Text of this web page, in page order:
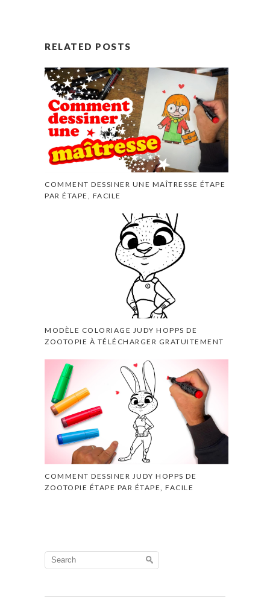
RELATED POSTS
COMMENT DESSINER UNE MAÎTRESSE ÉTAPE
PAR ÉTAPE, FACILE
MODÈLE COLORIAGE JUDY HOPPS DE
ZOOTOPIE À TÉLÉCHARGER GRATUITEMENT
COMMENT DESSINER JUDY HOPPS DE
ZOOTOPIE ÉTAPE PAR ÉTAPE, FACILE
Search
for: